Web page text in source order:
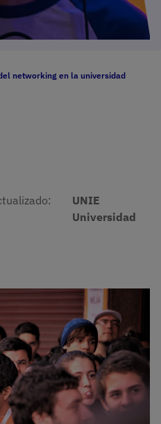
networking en la universidad
UNIE
Universidad